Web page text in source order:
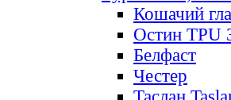
Кошачий
Остин TPU
Белфаст
Честер